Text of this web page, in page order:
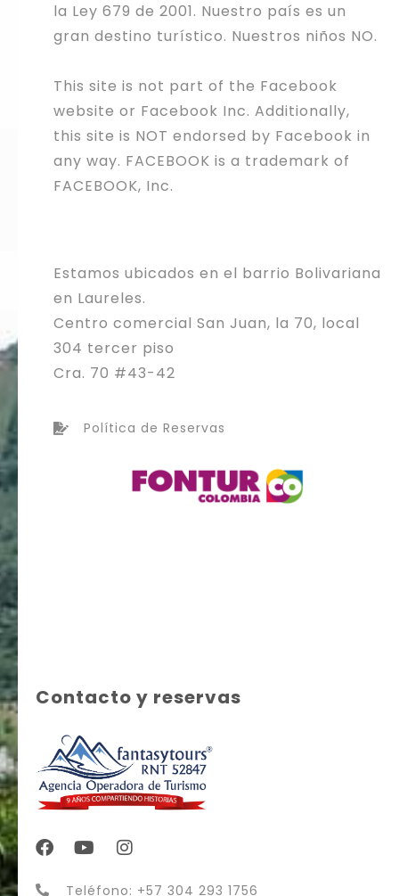
la Ley 679 de 2001. Nuestro país es un
gran destino turístico. Nuestros niños NO.
This site is not part of the Facebook
website or Facebook Inc. Additionally,
this site is NOT endorsed by Facebook in
any way. FACEBOOK is a trademark of
FACEBOOK, Inc.
Estamos ubicados en el barrio Bolivariana
en Laureles.
Centro comercial San Juan, la 70, local
304 tercer piso
Cra. 70 #43-42
Política de Reservas
Contacto y reservas
Teléfono: +57 304 293 1756